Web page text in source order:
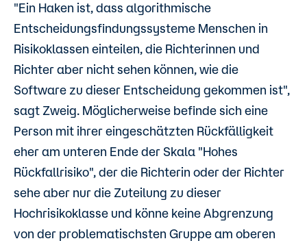
"Ein Haken ist, dass algorithmische
Entscheidungsfindungssysteme Menschen in
Risikoklassen einteilen, die Richterinnen und
Richter aber nicht sehen können, wie die
Software zu dieser Entscheidung gekommen ist",
sagt Zweig. Möglicherweise befinde sich eine
Person mit ihrer eingeschätzten Rückfälligkeit
eher am unteren Ende der Skala "Hohes
Rückfallrisiko", der die Richterin oder der Richter
sehe aber nur die Zuteilung zu dieser
Hochrisikoklasse und könne keine Abgrenzung
von der problematischsten Gruppe am oberen